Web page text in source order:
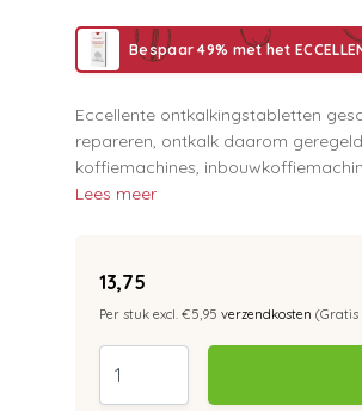
Bespaar 49% met het
Eccellente ontkalkingstabletten
repareren, ontkalk daarom
koffiemachines,
Lees meer
13,75
Per stuk excl. €5,95 verzendkosten (Gratis